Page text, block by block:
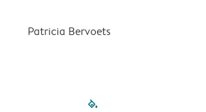
Patricia Bervoets
filled-